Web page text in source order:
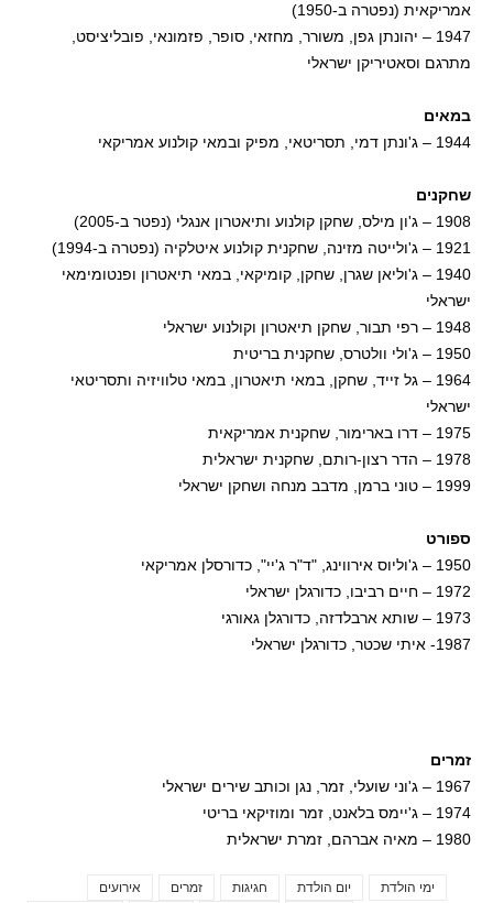
אמריקאית (נפטרה ב-1950)
1947 – יהונתן גפן, משורר, מחזאי, סופר, פזמונאי, פובליציסט,
מתרגם וסאטיריקן ישראלי
במאים
1944 – ג'ונתן דמי, תסריטאי, מפיק ובמאי קולנוע אמריקאי
שחקנים
1908 – ג'ון מילס, שחקן קולנוע ותיאטרון אנגלי (נפטר ב-2005)
1921 – ג'ולייטה מזינה, שחקנית קולנוע איטלקיה (נפטרה ב-1994)
1940 – ג'וליאן שגרן, שחקן, קומיקאי, במאי תיאטרון ופנטומימאי
ישראלי
1948 – רפי תבור, שחקן תיאטרון וקולנוע ישראלי
1950 – ג'ולי וולטרס, שחקנית בריטית
1964 – גל זייד, שחקן, במאי תיאטרון, במאי טלוויזיה ותסריטאי
ישראלי
1975 – דרו בארימור, שחקנית אמריקאית
1978 – הדר רצון-רותם, שחקנית ישראלית
1999 – טוני ברמן, מדבב מנחה ושחקן ישראלי
ספורט
1950 – ג'וליוס אירווינג, "ד"ר ג'יי", כדורסלן אמריקאי
1972 – חיים רביבו, כדורגלן ישראלי
1973 – שותא ארבלדזה, כדורגלן גאורגי
1987- איתי שכטר, כדורגלן ישראלי
זמרים
1967 – ג'וני שועלי, זמר, נגן וכותב שירים ישראלי
1974 – ג'יימס בלאנט, זמר ומוזיקאי בריטי
1980 – מאיה אברהם, זמרת ישראלית
אירועים זמרים חגיגות יום הולדת
ימי הולדת